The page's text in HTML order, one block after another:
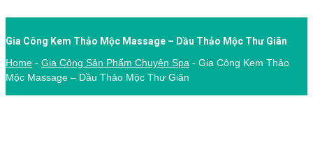
Gia Công Kem Thảo Mộc Massage – Dầu Thảo Mộc Thư Giãn
Home - Gia Công Sản Phẩm Chuyên Spa - Gia Công Kem Thảo
Mộc Massage – Dầu Thảo Mộc Thư Giãn